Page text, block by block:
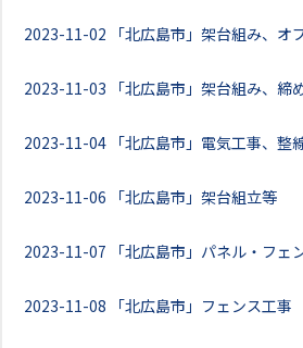
2023-11-02 「北広島市」架台組み、オ
2023-11-03 「北広島市」架台組み、締
2023-11-04 「北広島市」電気工事、整
2023-11-06 「北広島市」架台組立等
2023-11-07 「北広島市」パネル・フェ
2023-11-08 「北広島市」フェンス工事